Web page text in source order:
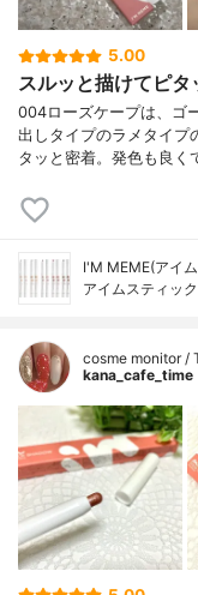
5.00
スルッと描けてピ
004ローズケープは、ゴ
出しタイプのラメタイプ
タッと密着。発色も良く
I'M MEME(アイ
アイムスティッ
cosme monitor /
kana_cafe_time